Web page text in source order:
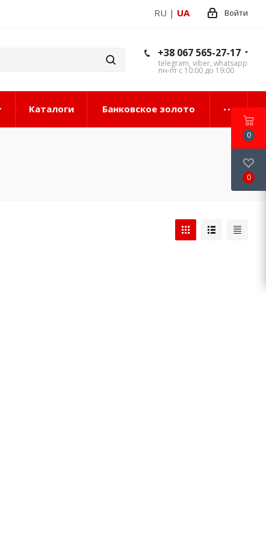
Войти
RU | UA
+38 067 565-27-17
telegram, viber, whatsapp
пн-пт с 10:00 до 19:00
Каталоги Банковское золото
0
0